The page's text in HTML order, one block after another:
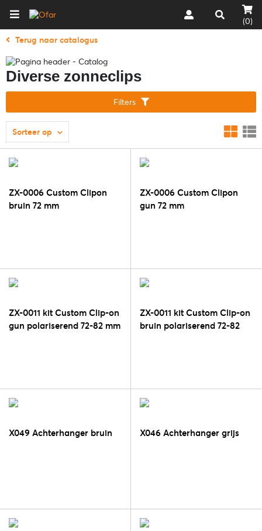
(0)
Terug naar catalogus
Diverse zonneclips
Filters
Sorteer op
ZX-0006 Custom Clipon
bruin 72 mm
ZX-0006 Custom Clipon
gun 72 mm
ZX-0011 kit Custom Clip-on
gun polariserend 72-82 mm
ZX-0011 kit Custom Clip-on
bruin polariserend 72-82
X049 Achterhanger bruin X046 Achterhanger grijs